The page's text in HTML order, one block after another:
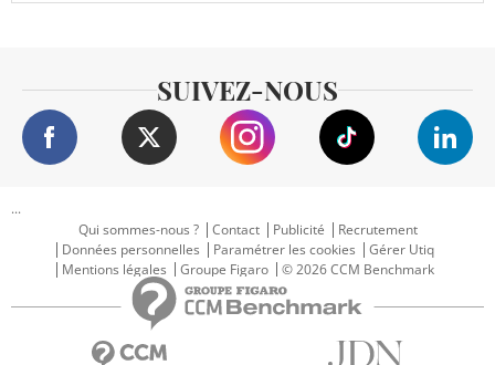
SUIVEZ-NOUS
...
Qui sommes-nous ?
Contact Publicité
Recrutement
Données personnelles
Paramétrer les cookies
Gérer Utiq
Mentions légales
Groupe Figaro © 2026 CCM Benchmark